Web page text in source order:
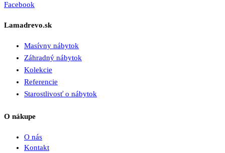
Facebook
Lamadrevo.sk
Masívny nábytok
Záhradný nábytok
Kolekcie
Referencie
Starostlivosť o nábytok
O nákupe
O nás
Kontakt